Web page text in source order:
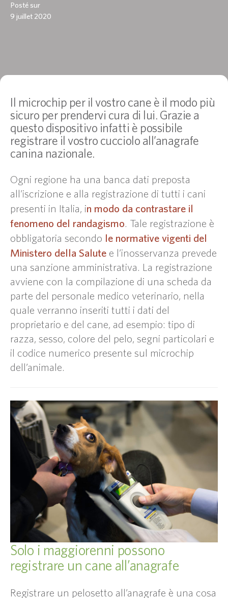
Posté sur
9 juillet 2020
Il microchip per il vostro cane è il modo più
sicuro per prendervi cura di lui. Grazie a
questo dispositivo infatti è possibile
registrare il vostro cucciolo all’anagrafe
canina nazionale.
Ogni regione ha una banca dati preposta
all’iscrizione e alla registrazione di tutti i cani
presenti in Italia, in modo da contrastare il
fenomeno del randagismo. Tale registrazione è
obbligatoria secondo le normative vigenti del
Ministero della Salute e l’inosservanza prevede
una sanzione amministrativa. La registrazione
avviene con la compilazione di una scheda da
parte del personale medico veterinario, nella
quale verranno inseriti tutti i dati del
proprietario e del cane, ad esempio: tipo di
razza, sesso, colore del pelo, segni particolari e
il codice numerico presente sul microchip
dell’animale.
Solo i maggiorenni possono
registrare un cane all’anagrafe
Registrare un pelosetto all’anagrafe è una cosa